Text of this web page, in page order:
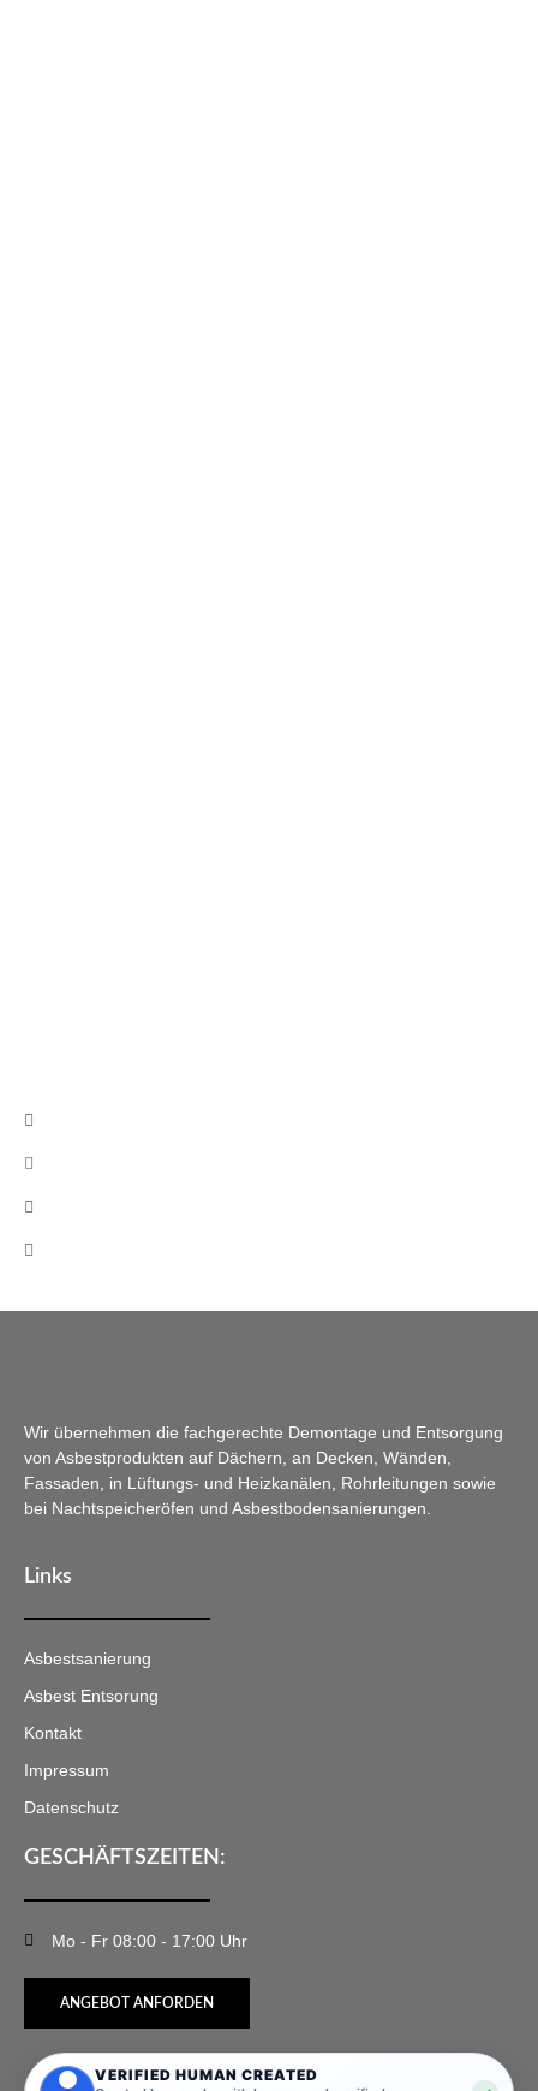
Wir übernehmen die fachgerechte Demontage und Entsorgung
von Asbestprodukten auf Dächern, an Decken, Wänden,
Fassaden, in Lüftungs- und Heizkanälen, Rohrleitungen sowie
bei Nachtspeicheröfen und Asbestbodensanierungen.
Links
Asbestsanierung
Asbest Entsorung
Kontakt
Impressum
Datenschutz
GESCHÄFTSZEITEN:
Mo - Fr 08:00 - 17:00 Uhr
ANGEBOT ANFORDEN
VERIFIED HUMAN CREATED